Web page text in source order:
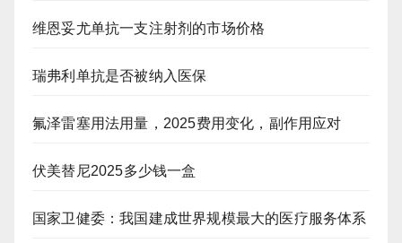
维恩妥尤单抗一支注射剂的市场价格
瑞弗利单抗是否被纳入医保
氟泽雷塞用法用量，2025费用变化，副作用应对
伏美替尼2025多少钱一盒
国家卫健委：我国建成世界规模最大的医疗服务体系